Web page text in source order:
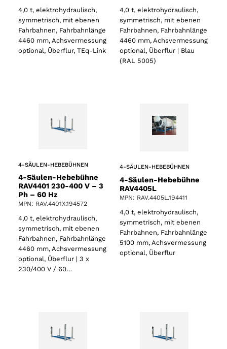
4,0 t, elektrohydraulisch,
symmetrisch, mit ebenen
Fahrbahnen, Fahrbahnlänge
4460 mm, Achsvermessung
optional, Überflur, TEq-Link
4,0 t, elektrohydraulisch,
symmetrisch, mit ebenen
Fahrbahnen, Fahrbahnlänge
4460 mm, Achsvermessung
optional, Überflur | Blau
(RAL 5005)
4-SÄULEN-HEBEBÜHNEN
4-Säulen-Hebebühne
RAV4401 230-400 V – 3
Ph – 60 Hz
MPN: RAV.4401X.194572
4,0 t, elektrohydraulisch,
symmetrisch, mit ebenen
Fahrbahnen, Fahrbahnlänge
4460 mm, Achsvermessung
optional, Überflur | 3 x
230/400 V / 60…
4-SÄULEN-HEBEBÜHNEN
4-Säulen-Hebebühne
RAV4405L
MPN: RAV.4405L.194411
4,0 t, elektrohydraulisch,
symmetrisch, mit ebenen
Fahrbahnen, Fahrbahnlänge
5100 mm, Achsvermessung
optional, Überflur